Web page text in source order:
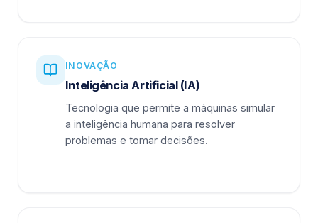
INOVAÇÃO
Inteligência Artificial (IA)
Tecnologia que permite a máquinas simular
a inteligência humana para resolver
problemas e tomar decisões.